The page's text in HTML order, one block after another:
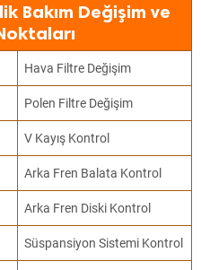
Bakım Değişim ve
Hava Filtre Değişim
Polen Filtre Değişim
V Kayış Kontrol
Arka Fren Balata Kontrol
Arka Fren Diski Kontrol
Süspansiyon Sistemi Kontrol